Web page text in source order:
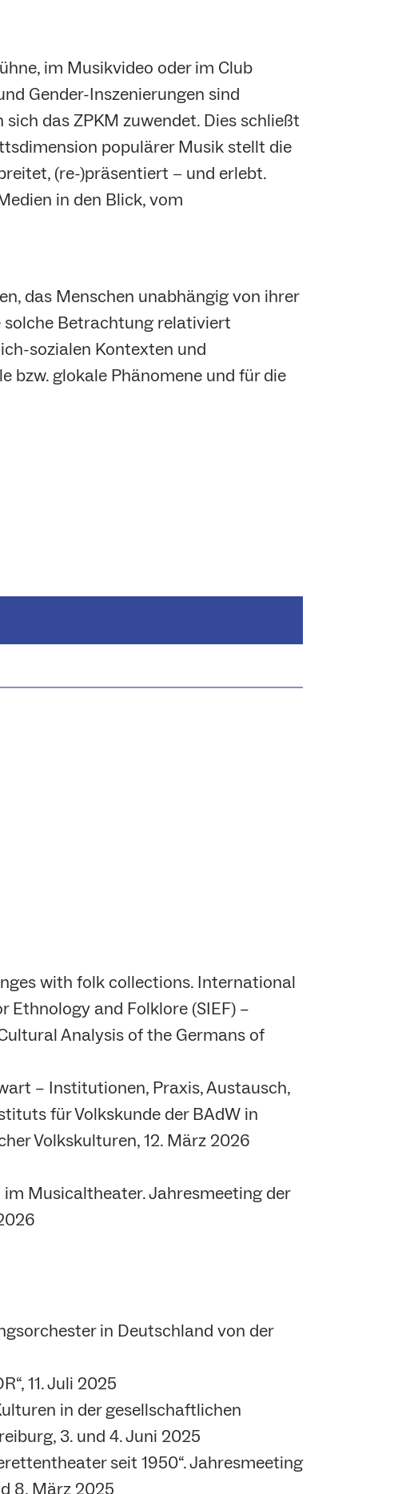
im Musikvideo oder im Club
Gender-Inszenierungen sind
das ZPKM zuwendet. Dies schließt
populärer Musik stellt die
(re-)präsentiert − und erlebt.
in den Blick, vom
das Menschen unabhängig von ihrer
solche Betrachtung relativiert
sozialen Kontexten und
bzw. glokale Phänomene und für die
with folk collections. International
and Folklore (SIEF) –
Analysis of the Germans of
– Institutionen, Praxis, Austausch,
für Volkskunde der BAdW in
Volkskulturen, 12. März 2026
Musicaltheater. Jahresmeeting der
in Deutschland von der
11. Juli 2025
in der gesellschaftlichen
3. und 4. Juni 2025
seit 1950“. Jahresmeeting
8. März 2025